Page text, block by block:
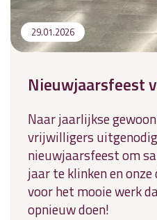
29.01.2026
Nieuwjaarsfeest
Naar jaarlijkse
vrijwilligers
nieuwjaarsfeest om
jaar te klinken en
voor het mooie werk
opnieuw doen!